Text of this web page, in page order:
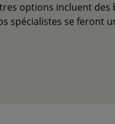
options incluent
se feront